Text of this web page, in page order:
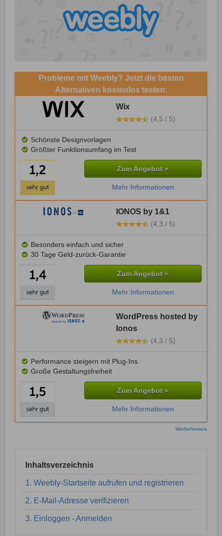
Probleme mit Weebly? Jetzt die besten
Alternativen kostenlos testen:
Wix
(4,5 / 5)
Schönste Designvorlagen
Größter Funktionsumfang im Test
Zum Angebot »
Mehr Informationen
IONOS by 1&1
(4,3 / 5)
Besonders einfach und sicher
30 Tage Geld-zurück-Garantie
Zum Angebot »
Mehr Informationen
WordPress hosted by
Ionos
(4,3 / 5)
Performance steigern mit Plug-Ins
Große Gestaltungsfreiheit
Zum Angebot »
Mehr Informationen
Werbehinweis
Inhaltsverzeichnis
1. Weebly-Startseite aufrufen und registrieren
2. E-Mail-Adresse verifizieren
3. Einloggen - Anmelden